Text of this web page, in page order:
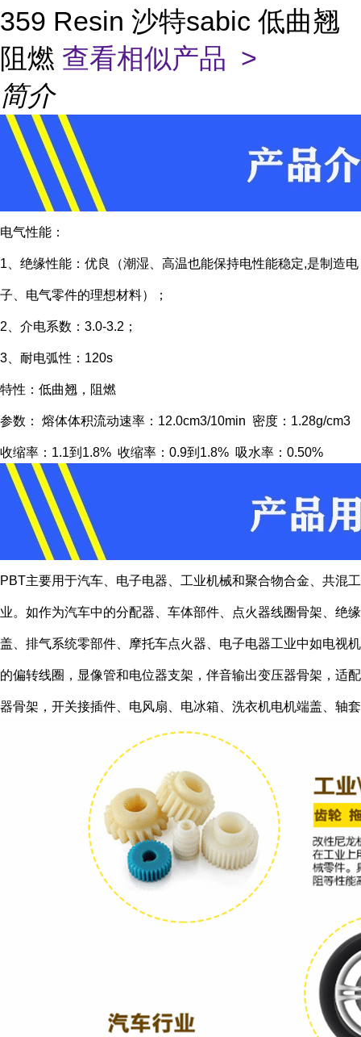
359 Resin 沙特sabic 低曲翘
阻燃 查看相似产品 >
简介
电气性能：
1、绝缘性能：优良（潮湿、高温也能保持电性能稳定,是制造电
子、电气零件的理想材料）；
2、介电系数：3.0-3.2；
3、耐电弧性：120s
特性：低曲翘，阻燃
参数： 熔体体积流动速率：12.0cm3/10min 密度：1.28g/cm3
收缩率：1.1到1.8% 收缩率：0.9到1.8% 吸水率：0.50%
PBT主要用于汽车、电子电器、工业机械和聚合物合金、共混工
业。如作为汽车中的分配器、车体部件、点火器线圈骨架、绝缘
盖、排气系统零部件、摩托车点火器、电子电器工业中如电视机
的偏转线圈，显像管和电位器支架，伴音输出变压器骨架，适配
器骨架，开关接插件、电风扇、电冰箱、洗衣机电机端盖、轴套